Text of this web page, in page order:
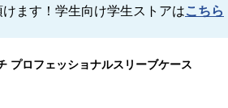
ます！学生向け学生ストアはこちら
プロフェッショナルスリーブケース